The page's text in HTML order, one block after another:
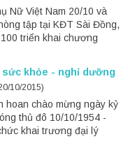
Nữ Việt Nam 20/10 và
tập tại KĐT Sài Đồng,
triển khai chương
sức khỏe - nghỉ dưỡng
10/2015)
hoan chào mừng ngày kỷ
thủ đô 10/10/1954 -
khai trương đại lý